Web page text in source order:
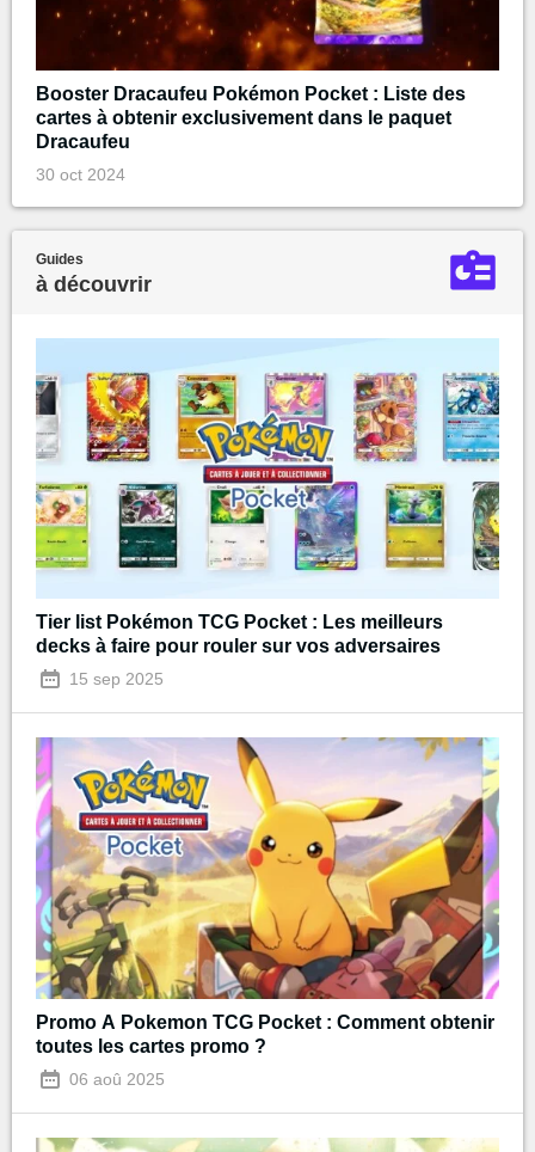
Booster Dracaufeu Pokémon Pocket : Liste des
cartes à obtenir exclusivement dans le paquet
Dracaufeu
30 oct 2024
Guides
à découvrir
Tier list Pokémon TCG Pocket : Les meilleurs
decks à faire pour rouler sur vos adversaires
15 sep 2025
Promo A Pokemon TCG Pocket : Comment obtenir
toutes les cartes promo ?
06 aoû 2025